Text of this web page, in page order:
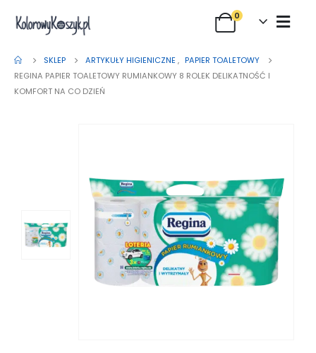
0
SKLEP ARTYKUŁY HIGIENICZNE , PAPIER TOALETOWY
REGINA PAPIER TOALETOWY RUMIANKOWY 8 ROLEK DELIKATNOŚĆ I
KOMFORT NA CO DZIEŃ